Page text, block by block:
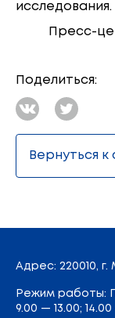
исследования.
Пресс-
Поделиться:
Вернуться к
Адрес: 220010, г.
Режим работы:
9.00 — 13.00; 14.00